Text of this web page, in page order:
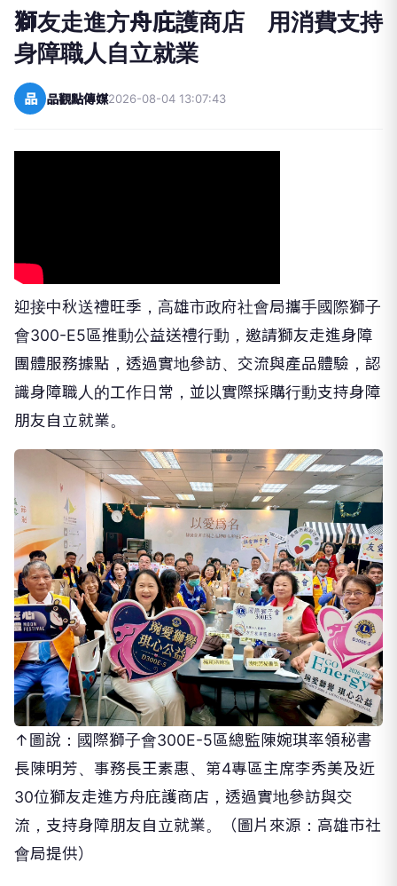
獅友走進方舟庇護商店 用消費支持
身障職人自立就業
品 品觀點傳媒2026-08-04 13:07:43
迎接中秋送禮旺季，高雄市政府社會局攜手國際獅子
會300-E5區推動公益送禮行動，邀請獅友走進身障
團體服務據點，透過實地參訪、交流與產品體驗，認
識身障職人的工作日常，並以實際採購行動支持身障
朋友自立就業。
↑圖說：國際獅子會300E-5區總監陳婉琪率領秘書
長陳明芳、事務長王素惠、第4專區主席李秀美及近
30位獅友走進方舟庇護商店，透過實地參訪與交
流，支持身障朋友自立就業。（圖片來源：高雄市社
會局提供）